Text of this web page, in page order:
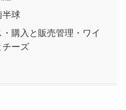
半球
購入と販売管理・ワイ
チーズ